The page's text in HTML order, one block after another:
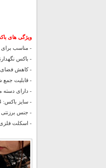
ویژگی های
- مناسب برای
- باکس
- کاهش فضای
- قابلیت جمع
- دارای
- سایز باکس: 24*25*40 سانتی متر
- جنس برزنتی
- اسکلت